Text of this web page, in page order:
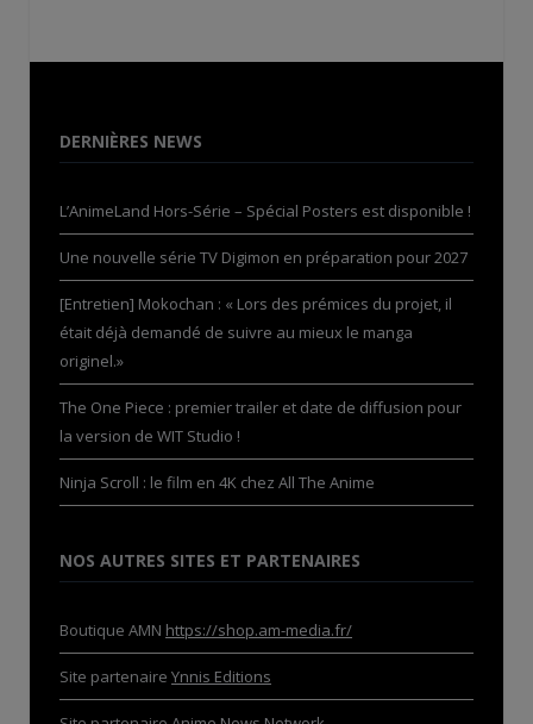
DERNIÈRES NEWS
L’AnimeLand Hors-Série – Spécial Posters est disponible !
Une nouvelle série TV Digimon en préparation pour 2027
[Entretien] Mokochan : « Lors des prémices du projet, il
était déjà demandé de suivre au mieux le manga
originel.»
The One Piece : premier trailer et date de diffusion pour
la version de WIT Studio !
Ninja Scroll : le film en 4K chez All The Anime
NOS AUTRES SITES ET PARTENAIRES
Boutique AMN https://shop.am-media.fr/
Site partenaire Ynnis Editions